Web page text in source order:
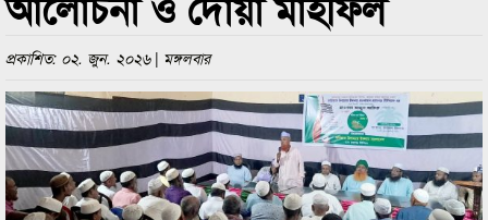
প্রকাশিত: ০২. জুন. ২০২৬ | মঙ্গলবার